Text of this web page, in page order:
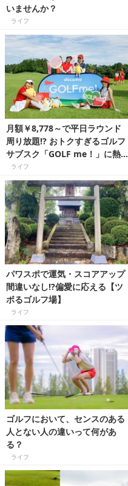
いませんか？
ライフ
月額￥8,778～で平日ラウンド
周り放題!? おトクすぎるゴルフ
サブスク「GOLF me！」に熱視
線【豪華賞品が当たるキャンペ
ーン実施中】
ライフ
パワスポで運気・スコアアップ
間違いなし!?偏愛に応える【ツ
ボるゴルフ場】
ライフ
ゴルフにおいて、センスのある
人とない人の違いって何があ
る？
ライフ